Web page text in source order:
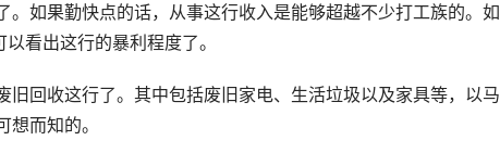
如果勤快点的话，从事这行收入是能够超越不少打工族的。如
看出这行的暴利程度了。
回收这行了。其中包括废旧家电、生活垃圾以及家具等，以马
而知的。